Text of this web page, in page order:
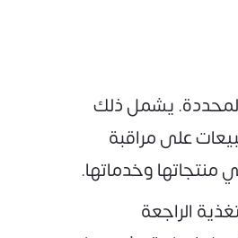
المحددة. يشمل ذلك
على مراقبة
وخدماتها.
الراجعة